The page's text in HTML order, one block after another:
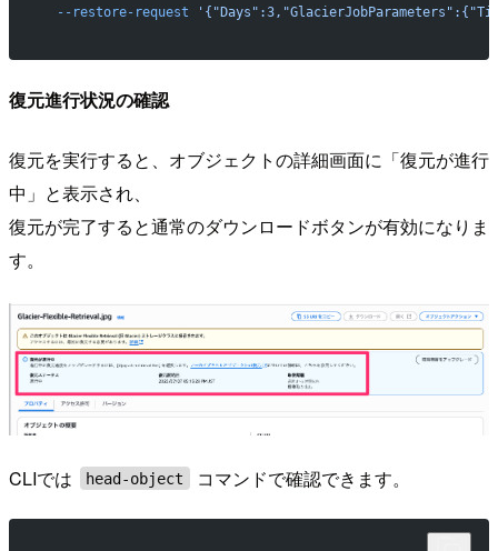
  --restore-request
復元進行状況の確認
復元を実行すると、オブジェクトの詳細画面に「復元が進行
中」と表示され、
復元が完了すると通常のダウンロードボタンが有効になりま
す。
CLIでは head-object コマンドで確認できます。